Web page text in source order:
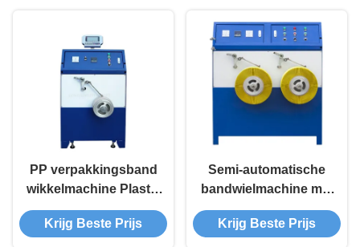
PP verpakkingsband
wikkelmachine Plastic
12 mm Groen
Krijg Beste Prijs
Semi-automatische
bandwielmachine met
dubbelstation
Krijg Beste Prijs